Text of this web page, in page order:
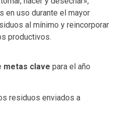
en uso durante el mayor
al mínimo y reincorporar
productivos.
metas clave para el año
residuos enviados a